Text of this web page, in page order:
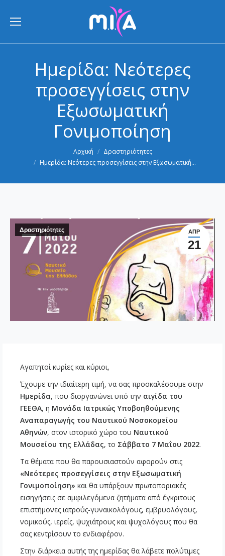
Ημερίδα: Νεότερες
προσεγγίσεις στην
Εξωσωματική
Γονιμοποίηση
Αρχική
Δραστηριότητες
Ημερίδα: Νεότερες προσεγγίσεις στην Εξωσωματική…
ΑΠΡ
21
Δραστηριότητες
Αγαπητοί κυρίες και κύριοι,
Έχουμε την ιδιαίτερη τιμή, να σας προσκαλέσουμε στην
Ημερίδα, που διοργανώνει υπό την αιγίδα του
ΓΕΕΘΑ, η Μονάδα Ιατρικώς Υποβοηθούμενης
Αναπαραγωγής του Ναυτικού Νοσοκομείου
Αθηνών, στον ιστορικό χώρο του Ναυτικού
Μουσείου της Ελλάδας, το Σάββατο 7 Μαΐου 2022.
Τα θέματα που θα παρουσιαστούν αφορούν στις
«Νεότερες προσεγγίσεις στην Εξωσωματική
Γονιμοποίηση» και θα υπάρξουν πρωτοποριακές
εισηγήσεις σε αμφιλεγόμενα ζητήματα από έγκριτους
επιστήμονες ιατρούς-γυναικολόγους, εμβρυολόγους,
νομικούς, ιερείς, ψυχιάτρους και ψυχολόγους που θα
σας κεντρίσουν το ενδιαφέρον.
Στην διάρκεια αυτής της ημερίδας θα λάβετε πολύτιμες